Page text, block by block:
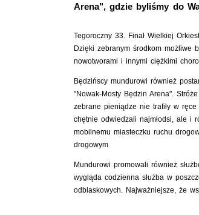
Arena", gdzie byliśmy do
Tegoroczny 33. Finał Wielkiej
Dzięki zebranym środkom możliwe
nowotworami i innymi ciężkimi
Będzińscy mundurowi również
"Nowak-Mosty Będzin Arena".
zebrane pieniądze nie trafiły w
chętnie odwiedzali najmłodsi, ale i
mobilnemu miasteczku ruchu
drogowym
Mundurowi promowali również
wygląda codzienna służba w
odblaskowych. Najważniejsze, że